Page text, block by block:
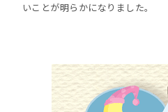
いことが明らかになりました。